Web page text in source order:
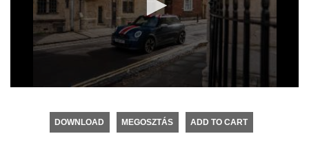
seconds
DOWNLOAD MEGOSZTÁS ADD TO CART